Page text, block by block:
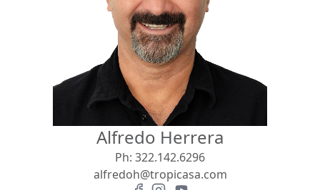
Vista
Pie de Playa Buscar usando:
USD MXN
Menor Precio Primero
Alfredo Herrera
Ph: 322.142.6296
alfredoh@tropicasa.com